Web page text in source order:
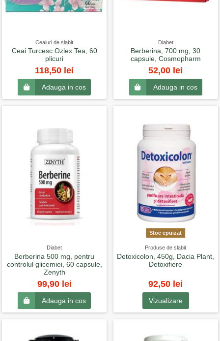
Ceaiuri de slabit
Ceai Turcesc Ozlex Tea, 60
plicuri
118,50 lei
Adauga in cos
Diabet
Berberina, 700 mg, 30
capsule, Cosmopharm
52,00 lei
Adauga in cos
Diabet
Berberina 500 mg, pentru
controlul glicemiei, 60 capsule,
Zenyth
99,90 lei
Adauga in cos
Stoc epuizat
Produse de slabit
Detoxicolon, 450g, Dacia Plant,
Detoxifiere
92,50 lei
Vizualizare